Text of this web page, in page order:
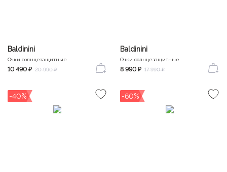
Baldinini
Очки солнцезащитные
10 490 ₽ 20 990 ₽
Baldinini
Очки солнцезащитные
8 990 ₽ 17 990 ₽
-40% -60%